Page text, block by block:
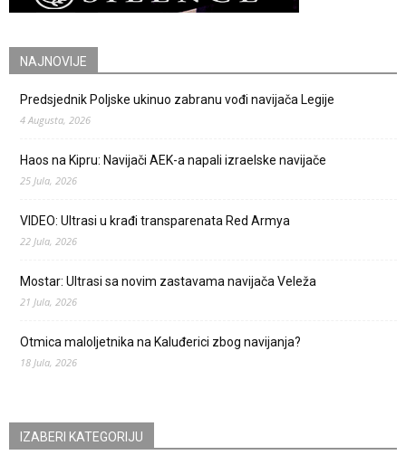
NAJNOVIJE
Predsjednik Poljske ukinuo zabranu vođi navijača Legije
4 Augusta, 2026
Haos na Kipru: Navijači AEK-a napali izraelske navijače
25 Jula, 2026
VIDEO: Ultrasi u krađi transparenata Red Armya
22 Jula, 2026
Mostar: Ultrasi sa novim zastavama navijača Veleža
21 Jula, 2026
Otmica maloljetnika na Kaluđerici zbog navijanja?
18 Jula, 2026
IZABERI KATEGORIJU